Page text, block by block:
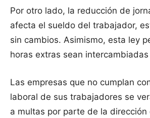
Por otro lado, la reducción de
afecta el sueldo del trabajador,
sin cambios. Asimismo, esta ley
horas extras sean
Las empresas que no cumplan
laboral de sus trabajadores se
a multas por parte de la dirección